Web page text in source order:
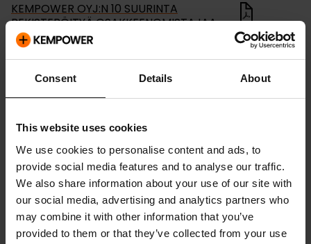
Consent Details About
This website uses cookies
We use cookies to personalise content and ads, to
provide social media features and to analyse our traffic.
We also share information about your use of our site with
our social media, advertising and analytics partners who
may combine it with other information that you’ve
provided to them or that they’ve collected from your use
KEMPOWER OYJ:N 10 SUURINTA
REKISTERÖITYÄ OSAKKEENOMISTAJAA
LISTAUTUMISANNIN PÄÄTTYMISEN
JÄLKEEN
Yhtiötiedotteet
17.12.2021
LISÄOSAKEOPTION KÄYTTÄMINEN JA
Yhtiötiedotteet
16.12.2021
Kempower Oyj – Johdon liiketoimet –
Solja Kemppi